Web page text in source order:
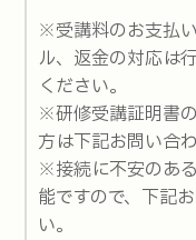
※受講料のお支払
ル、返金の対応は
ください。
※研修受講証明書
方は下記お問い合
※接続に不安のあ
能ですので、下記
い。